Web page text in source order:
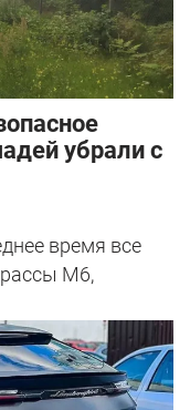
убрали с
время все
М6,